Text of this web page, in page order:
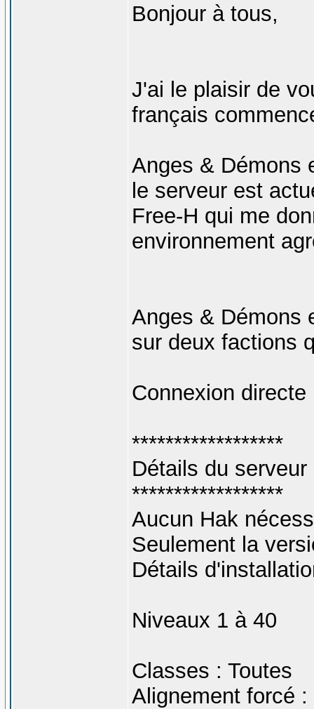
Bonjour à tous,
J'ai le plaisir de
français
Anges & Démons
le serveur est
Free-H qui me
environnement
Anges & Démons
sur deux factions
Connexion directe
******************
Détails du serveur
******************
Aucun Hak
Seulement la
Détails
Niveaux 1 à 40
Classes : Toutes
Alignement forcé